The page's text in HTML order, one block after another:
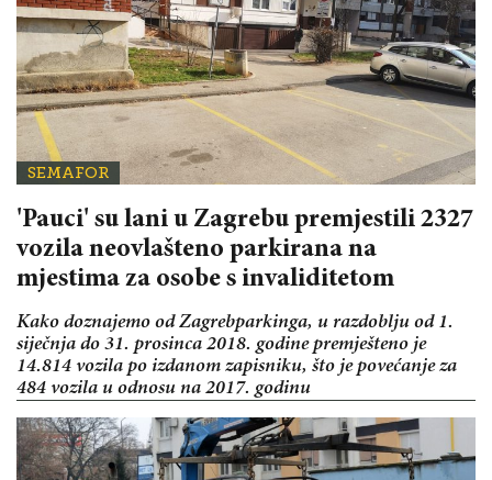
SEMAFOR
'Pauci' su lani u Zagrebu premjestili 2327
vozila neovlašteno parkirana na
mjestima za osobe s invaliditetom
Kako doznajemo od Zagrebparkinga, u razdoblju od 1.
siječnja do 31. prosinca 2018. godine premješteno je
14.814 vozila po izdanom zapisniku, što je povećanje za
484 vozila u odnosu na 2017. godinu